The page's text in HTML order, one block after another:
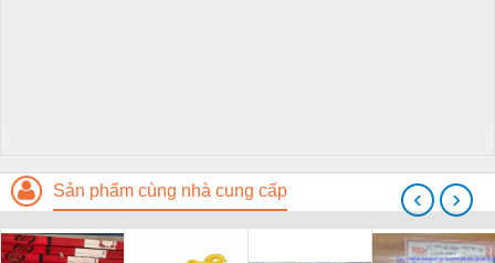
Sản phẩm cùng nhà cung cấp ‹ ›